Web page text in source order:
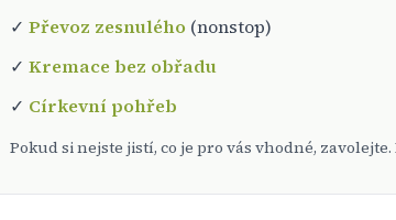
✓ Převoz zesnulého (nonstop)
✓ Kremace bez obřadu
✓ Církevní pohřeb
Pokud si nejste jistí, co je pro vás vhodné,